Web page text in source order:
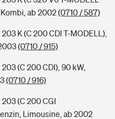
ab 2002(0710 / 587)
K (C 200 CDI T-MODELL),
(0710 / 915)
(C 200 CDI), 90 kW,
(0710 / 916)
(C 200 CGI
Limousine, ab 2002